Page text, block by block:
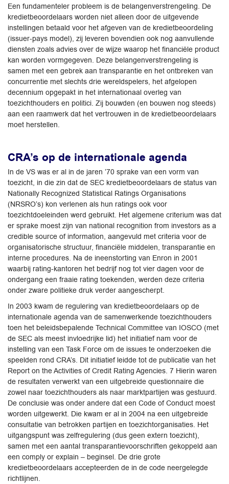
Een fundamenteler probleem is de belangenverstrengeling. De
kredietbeoordelaars worden niet alleen door de uitgevende
instellingen betaald voor het afgeven van de kredietbeoordeling
(issuer-pays model), zij leveren bovendien ook nog aanvullende
diensten zoals advies over de wijze waarop het financiële product
kan worden vormgegeven. Deze belangenverstrengeling is
samen met een gebrek aan transparantie en het ontbreken van
concurrentie met slechts drie wereldspelers, het afgelopen
decennium opgepakt in het internationaal overleg van
toezichthouders en politici. Zij bouwden (en bouwen nog steeds)
aan een raamwerk dat het vertrouwen in de kredietbeoordelaars
moet herstellen.
CRA’s op de internationale agenda
In de VS was er al in de jaren ’70 sprake van een vorm van
toezicht, in die zin dat de SEC kredietbeoordelaars de status van
Nationally Recognized Statistical Ratings Organisations
(NRSRO’s) kon verlenen als hun ratings ook voor
toezichtdoeleinden werd gebruikt. Het algemene criterium was dat
er sprake moest zijn van national recognition from investors as a
credible source of information, aangevuld met criteria voor de
organisatorische structuur, financiële middelen, transparantie en
interne procedures. Na de ineenstorting van Enron in 2001
waarbij rating-kantoren het bedrijf nog tot vier dagen voor de
ondergang een fraaie rating toekenden, werden deze criteria
onder zware politieke druk verder aangescherpt.
In 2003 kwam de regulering van kredietbeoordelaars op de
internationale agenda van de samenwerkende toezichthouders
toen het beleidsbepalende Technical Committee van IOSCO (met
de SEC als meest invloedrijke lid) het initiatief nam voor de
instelling van een Task Force om de issues te onderzoeken die
speelden rond CRA’s. Dit initiatief leidde tot de publicatie van het
Report on the Activities of Credit Rating Agencies. 7 Hierin waren
de resultaten verwerkt van een uitgebreide questionnaire die
zowel naar toezichthouders als naar marktpartijen was gestuurd.
De conclusie was onder andere dat een Code of Conduct moest
worden uitgewerkt. Die kwam er al in 2004 na een uitgebreide
consultatie van betrokken partijen en toezichtorganisaties. Het
uitgangspunt was zelfregulering (dus geen extern toezicht),
samen met een aantal transparantievoorschriften gekoppeld aan
een comply or explain – beginsel. De drie grote
kredietbeoordelaars accepteerden de in de code neergelegde
richtlijnen.